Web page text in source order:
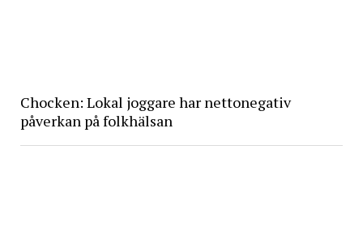
Chocken: Lokal joggare har nettonegativ
påverkan på folkhälsan